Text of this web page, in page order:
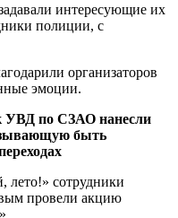
интересующие их
полиции, с
организаторов
эмоции.
УВД по СЗАО нанесли
быть
лето!» сотрудники
провели акцию